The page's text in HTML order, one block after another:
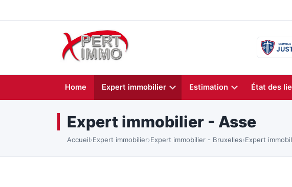
Home Expert immobilier Estimation État des
Expert immobilier - Asse
Accueil›Expert immobilier›Expert immobilier - Bruxelles›Expert